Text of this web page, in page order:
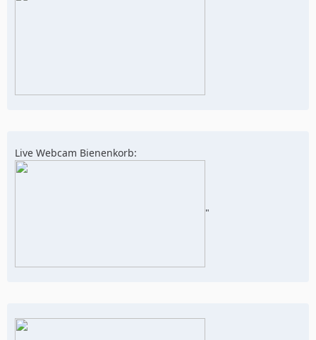
Live Webcam Bienenkorb:
"